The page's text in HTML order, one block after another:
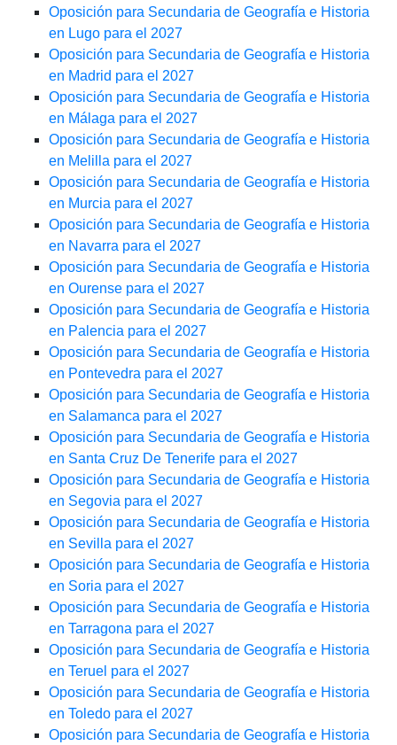
Oposición para Secundaria de Geografía e Historia
en Lugo para el 2027
Oposición para Secundaria de Geografía e Historia
en Madrid para el 2027
Oposición para Secundaria de Geografía e Historia
en Málaga para el 2027
Oposición para Secundaria de Geografía e Historia
en Melilla para el 2027
Oposición para Secundaria de Geografía e Historia
en Murcia para el 2027
Oposición para Secundaria de Geografía e Historia
en Navarra para el 2027
Oposición para Secundaria de Geografía e Historia
en Ourense para el 2027
Oposición para Secundaria de Geografía e Historia
en Palencia para el 2027
Oposición para Secundaria de Geografía e Historia
en Pontevedra para el 2027
Oposición para Secundaria de Geografía e Historia
en Salamanca para el 2027
Oposición para Secundaria de Geografía e Historia
en Santa Cruz De Tenerife para el 2027
Oposición para Secundaria de Geografía e Historia
en Segovia para el 2027
Oposición para Secundaria de Geografía e Historia
en Sevilla para el 2027
Oposición para Secundaria de Geografía e Historia
en Soria para el 2027
Oposición para Secundaria de Geografía e Historia
en Tarragona para el 2027
Oposición para Secundaria de Geografía e Historia
en Teruel para el 2027
Oposición para Secundaria de Geografía e Historia
en Toledo para el 2027
Oposición para Secundaria de Geografía e Historia